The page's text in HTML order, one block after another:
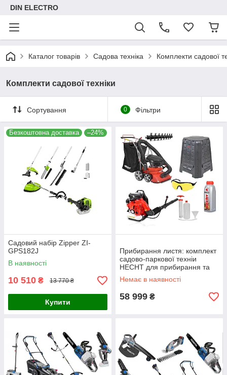
DIN ELECTRO
Каталог товарів Садова техніка Комплекти садової
Комплекти садової техніки
Сортування 0 Фільтри
Безкоштовна доставка –24%
Садовий набір Zipper ZI-
GPS182J
В наявності
10 510 ₴ 13 770 ₴
Купити
Прибирання листя: комплект
садово-паркової техніи
HECHT для прибирання та
утилізації листя
(KKT_HECHT_1)
Немає в наявності
58 999 ₴